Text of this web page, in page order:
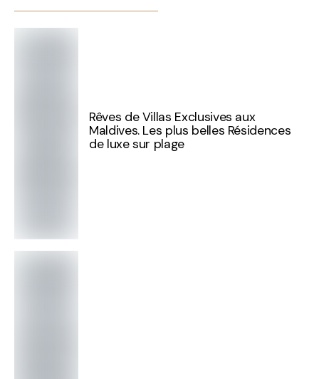
Rêves de Villas Exclusives aux
Maldives. Les plus belles Résidences
de luxe sur plage